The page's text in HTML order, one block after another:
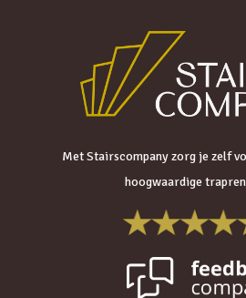
Met Stairscompany zorg je zelf
hoogwaardige